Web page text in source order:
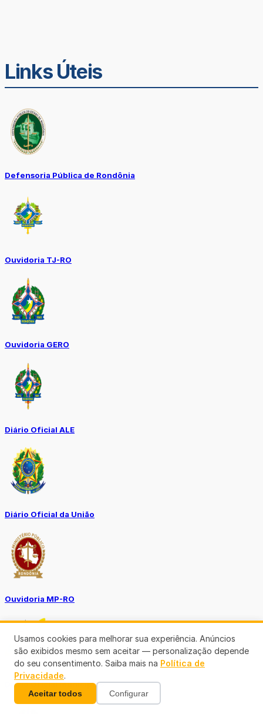
Links Úteis
Defensoria Pública de Rondônia
Ouvidoria TJ-RO
Ouvidoria GERO
Diário Oficial ALE
Diário Oficial da União
Ouvidoria MP-RO
Diário Oficial Municípios
Usamos cookies para melhorar sua experiência. Anúncios
são exibidos mesmo sem aceitar — personalização depende
do seu consentimento. Saiba mais na Política de
Privacidade.
Aceitar todos Configurar